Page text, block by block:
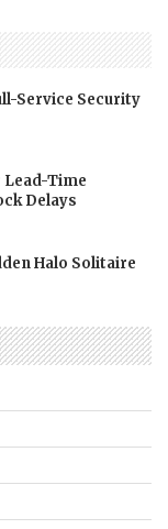
Service Security
Time
Delays
Halo Solitaire